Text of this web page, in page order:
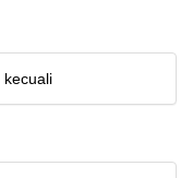
kecuali